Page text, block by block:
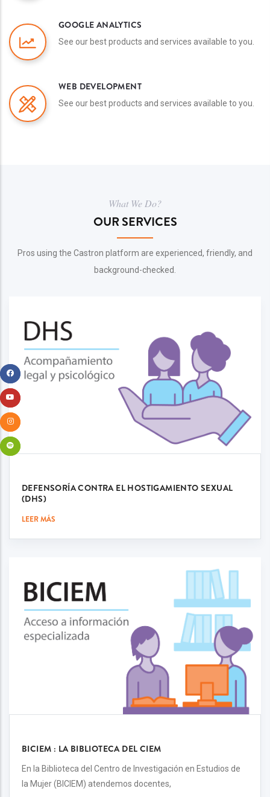
GOOGLE ANALYTICS
See our best products and services available to you.
WEB DEVELOPMENT
See our best products and services available to you.
What We Do?
OUR SERVICES
Pros using the Castron platform are experienced, friendly, and
background-checked.
DEFENSORÍA CONTRA EL HOSTIGAMIENTO SEXUAL
(DHS)
LEER MÁS
BICIEM : LA BIBLIOTECA DEL CIEM
En la Biblioteca del Centro de Investigación en Estudios de
la Mujer (BICIEM) atendemos docentes,